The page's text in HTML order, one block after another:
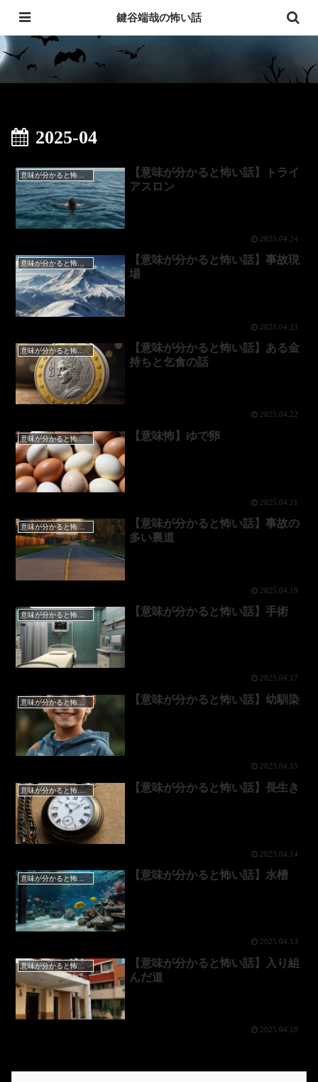
意味が分かると怖い話・洒落にならない怖い話
鍵谷端哉の怖い話
2025-04
意味が分かると怖い話
【意味が分かると怖い話】トライ
アスロン
2025.04.24
意味が分かると怖い話
【意味が分かると怖い話】事故現
場
2025.04.23
意味が分かると怖い話
【意味が分かると怖い話】ある金
持ちと乞食の話
2025.04.22
意味が分かると怖い話 【意味怖】ゆで卵
2025.04.21
意味が分かると怖い話
【意味が分かると怖い話】事故の
多い裏道
2025.04.19
【意味が分かると怖い話】手術
2025.04.17
意味が分かると怖い話 【意味が分かると怖い話】幼馴染
2025.04.15
意味が分かると怖い話 【意味が分かると怖い話】長生き
2025.04.14
意味が分かると怖い話 【意味が分かると怖い話】水槽
2025.04.13
意味が分かると怖い話
【意味が分かると怖い話】入り組
んだ道
2025.04.10
鍵谷端哉の怖い話